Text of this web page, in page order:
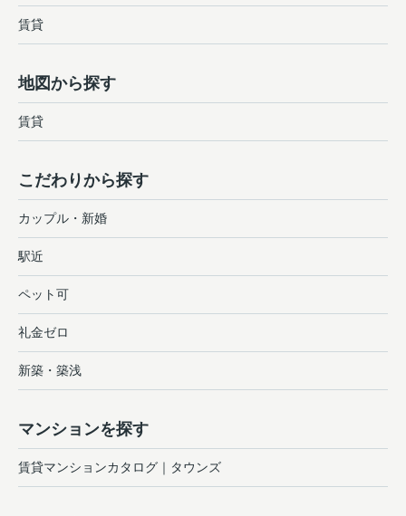
賃貸
地図から探す
賃貸
こだわりから探す
カップル・新婚
駅近
ペット可
礼金ゼロ
新築・築浅
マンションを探す
賃貸マンションカタログ｜タウンズ